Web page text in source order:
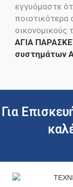
εγγυόμαστε
ποιοτικότερα
οικονομικούς
ΑΓΙΑ
συστημάτων
Για